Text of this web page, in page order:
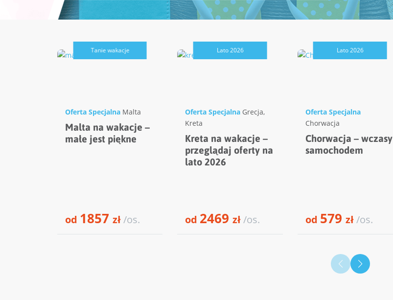
Tanie wakacje
Oferta Specjalna Malta
Malta na wakacje –
małe jest piękne
od 1857 zł/os.
Lato 2026
Oferta Specjalna Grecja,
Kreta
Kreta na wakacje –
przeglądaj oferty na
lato 2026
od 2469zł/os.
Lato 2026
Oferta Specjalna
Chorwacja
Chorwacja – wczasy
samochodem
od 579 zł/os.